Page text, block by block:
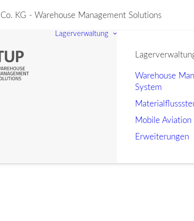
KG - Warehouse Management Solutions
Lagerverwaltung
Warehouse
System
Mobile Aviation
Erweiterungen